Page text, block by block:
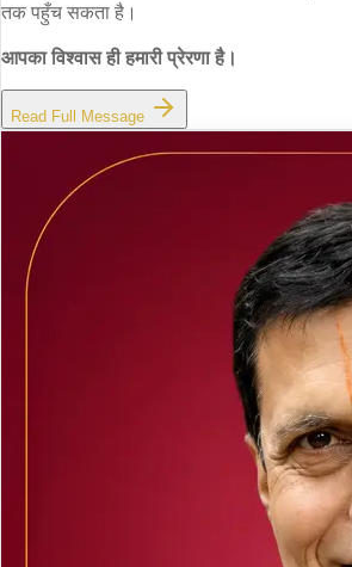
तक पहुँच सकता है।
आपका विश्वास ही हमारी प्रेरणा है।
Read Full Message